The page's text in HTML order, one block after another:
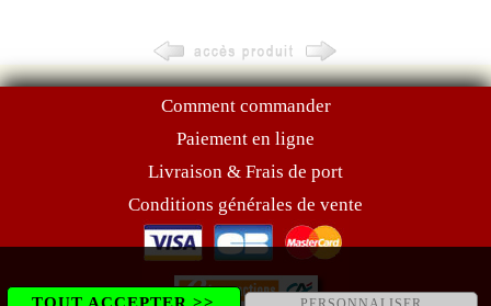
Comment commander
Paiement en ligne
Livraison & Frais de port
Conditions générales de vente